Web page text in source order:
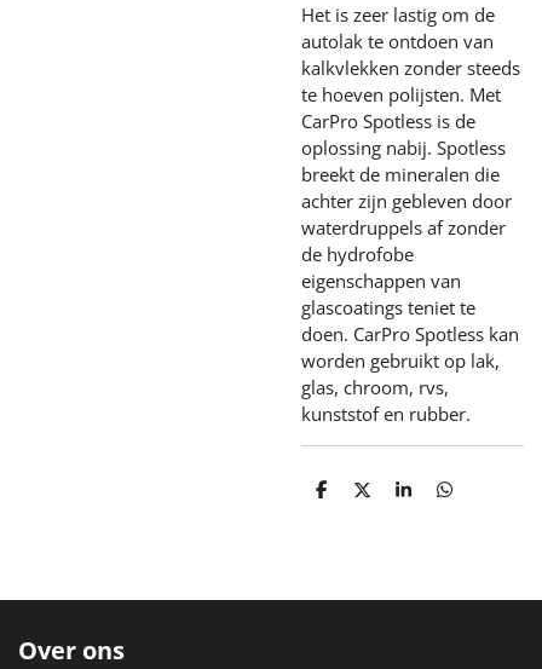
Het is zeer lastig om de
autolak te ontdoen van
kalkvlekken zonder steeds
te hoeven polijsten. Met
CarPro Spotless is de
oplossing nabij. Spotless
breekt de mineralen die
achter zijn gebleven door
waterdruppels af zonder
de hydrofobe
eigenschappen van
glascoatings teniet te
doen. CarPro Spotless kan
worden gebruikt op lak,
glas, chroom, rvs,
kunststof en rubber.
D
D
S
D
Over ons